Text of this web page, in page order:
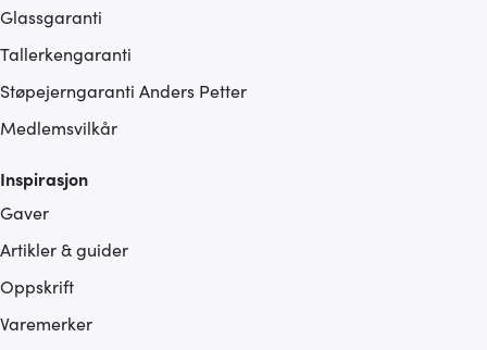
Glassgaranti
Tallerkengaranti
Støpejerngaranti Anders Petter
Medlemsvilkår
Inspirasjon
Gaver
Artikler & guider
Oppskrift
Varemerker